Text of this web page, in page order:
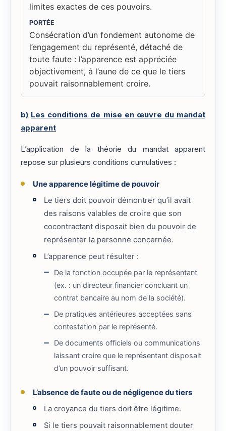
limites exactes de ces pouvoirs.
PORTÉE
Consécration d’un fondement autonome de
l’engagement du représenté, détaché de
toute faute : l’apparence est appréciée
objectivement, à l’aune de ce que le tiers
pouvait raisonnablement croire.
b) Les conditions de mise en œuvre du mandat
apparent
L’application de la théorie du mandat apparent
repose sur plusieurs conditions cumulatives :
Une apparence légitime de pouvoir
Le tiers doit pouvoir démontrer qu’il avait
des raisons valables de croire que son
cocontractant disposait bien du pouvoir de
représenter la personne concernée.
L’apparence peut résulter :
De la fonction occupée par le représentant
(ex. : un directeur financier concluant un
contrat bancaire au nom de la société).
De pratiques antérieures acceptées sans
contestation par le représenté.
De documents officiels ou communications
laissant croire que le représentant disposait
d’un pouvoir suffisant.
L’absence de faute ou de négligence du tiers
La croyance du tiers doit être légitime.
Si le tiers pouvait raisonnablement douter